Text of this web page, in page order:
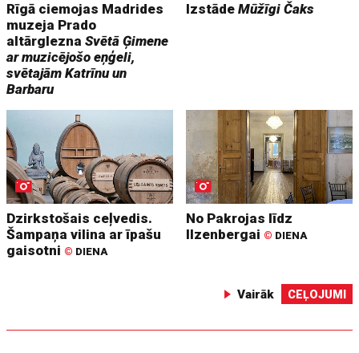
Rīgā ciemojas Madrides
muzeja Prado
altārgleznaSvētā Ģimene
ar muzicējošo eņģeli,
svētajām Katrīnu un
Barbaru
IzstādeMūžīgi Čaks
Dzirkstošais ceļvedis.
Šampaņa vilina ar īpašu
gaisotni © DIENA
No Pakrojas līdz
Ilzenbergai © DIENA
Vairāk CEĻOJUMI